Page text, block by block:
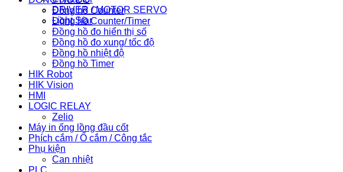
DRIVER / MOTOR SERVO
Light Star
Đồng hồ Counter
Đồng hồ Counter/Timer
Đồng hồ đo hiển thị số
Đồng hồ đo xung/ tốc độ
Đồng hồ nhiệt độ
Đồng hồ Timer
HIK Robot
HIK Vision
HMI
LOGIC RELAY
Zelio
Máy in ống lồng đầu cốt
Phích cắm / Ổ cắm / Công tắc
Phụ kiện
Can nhiệt
PLC